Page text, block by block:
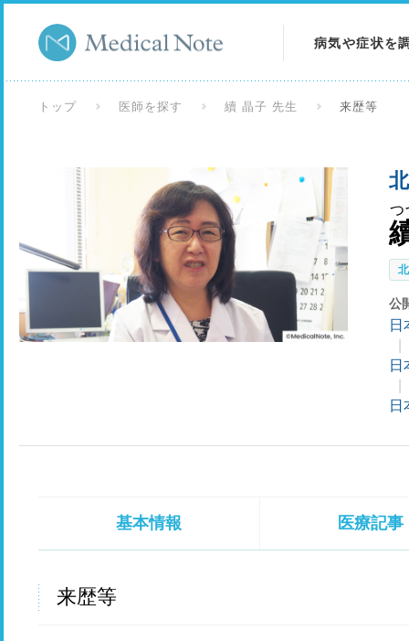
病気や症状を
検査を調べる
トップ 医師を探す 續 晶子 先生 来歴等
つ
公
日
日
日
基本情報 医療記事
来歴等